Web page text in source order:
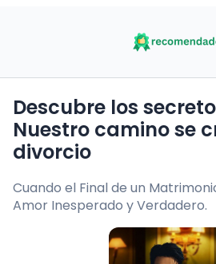
Descubre los secretos detrás de
Nuestro camino se
divorcio
Cuando el Final de un
Amor Inesperado y Verdadero.